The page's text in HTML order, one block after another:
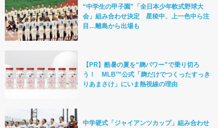
“中学生の甲子園”「全日本少年軟式野球大
会」組み合わせ決定 星稜中、上一色中ら注
目…離島から出場も
【PR】酷暑の夏を“麹パワー”で乗り切ろ
う！ MLB™公式「麹だけでつくったすっき
りあまさけ」にいま熱視線の理由
中学硬式「ジャイアンツカップ」組み合わせ